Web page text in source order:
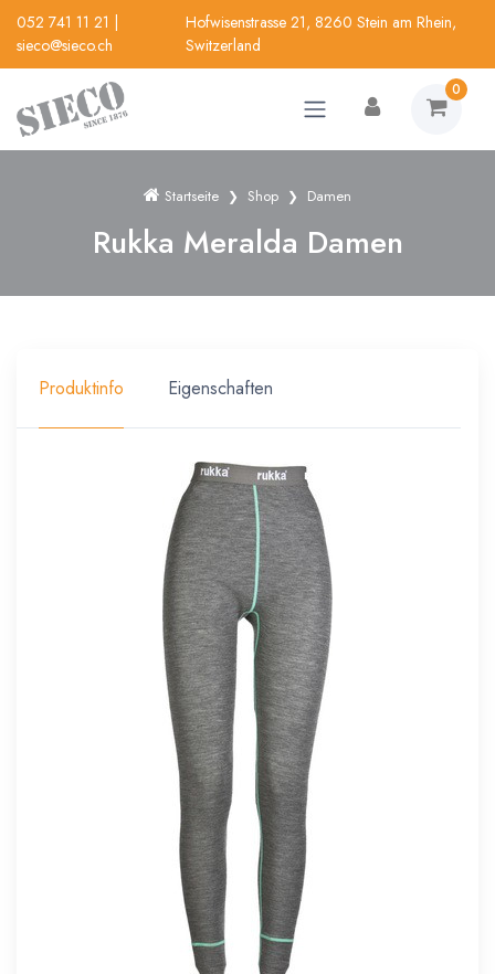
052 741 11 21
sieco@sieco.ch
Hofwisenstrasse 21, 8260 Stein am Rhein,
Switzerland
0
Startseite Shop Damen
Rukka Meralda Damen
Produktinfo Eigenschaften